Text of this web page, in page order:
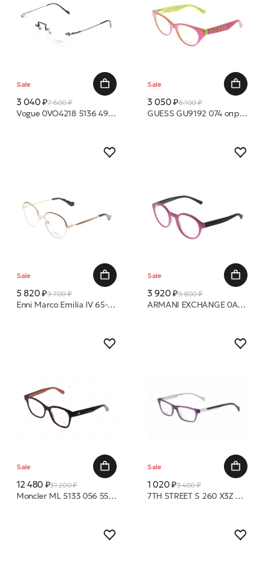
Sale
3 040 ₽7 600 ₽
Vogue 0VO4218 5136 49 19 оправа
Sale
3 050 ₽6 100 ₽
GUESS GU9192 074 оправа
Sale
5 820 ₽9 700 ₽
Enni Marco Emilia IV 65-030 04 (Р)оправа
Sale
3 920 ₽9 800 ₽
ARMANI EXCHANGE 0AX3085 8338 49 22 оправа
Sale
12 480 ₽31 200 ₽
Moncler ML 5133 056 55 17 оправа
Sale
1 020 ₽3 400 ₽
7TH STREET S 260 X3Z 48 15 оправа